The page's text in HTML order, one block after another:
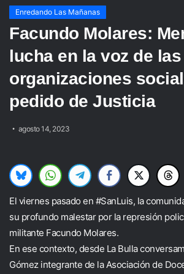
Enredando Las Mañanas
Facundo Molares:
lucha en la voz de las
organizaciones
pedido de Justicia
agosto 14, 2023
El viernes pasado en #SanLuis, la
su profundo malestar por la represión
militante Facundo Molares.
En ese contexto, desde La Bulla
Gómez integrante de la Asociación de